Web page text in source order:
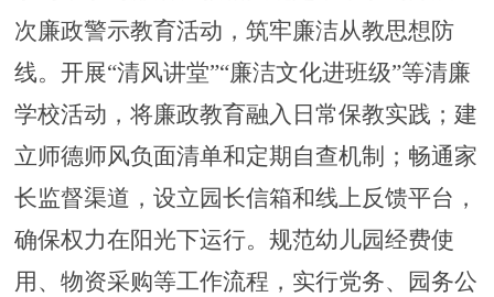
次廉政警示教育活动，筑牢廉洁从教思想防
线。开展“清风讲堂”“廉洁文化进班级”等清廉
学校活动，将廉政教育融入日常保教实践；建
立师德师风负面清单和定期自查机制；畅通家
长监督渠道，设立园长信箱和线上反馈平台，
确保权力在阳光下运行。规范幼儿园经费使
用、物资采购等工作流程，实行党务、园务公